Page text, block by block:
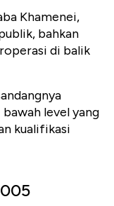
Khamenei,
bahkan
di balik
level yang
kualifikasi